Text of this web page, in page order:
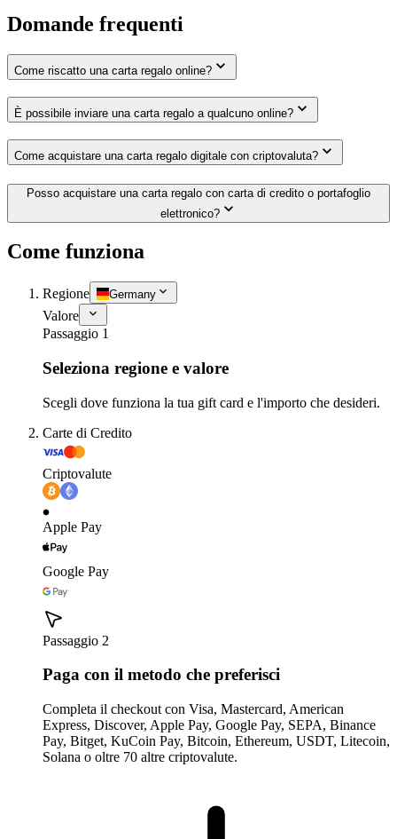
Domande frequenti
Come riscatto una carta regalo online?
È possibile inviare una carta regalo a qualcuno online?
Come acquistare una carta regalo digitale con criptovaluta?
Posso acquistare una carta regalo con carta di credito o portafoglio
elettronico?
Come funziona
Regione Germany
Valore
Passaggio 1
Seleziona regione e valore
Scegli dove funziona la tua gift card e l'importo che desideri.
Carte di Credito
Criptovalute
Apple Pay
Google Pay
Passaggio 2
Paga con il metodo che preferisci
Completa il checkout con Visa, Mastercard, American
Express, Discover, Apple Pay, Google Pay, SEPA, Binance
Pay, Bitget, KuCoin Pay, Bitcoin, Ethereum, USDT, Litecoin,
Solana o oltre 70 altre criptovalute.